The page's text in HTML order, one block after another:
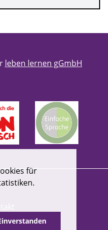
für
leben lernen gGmbH